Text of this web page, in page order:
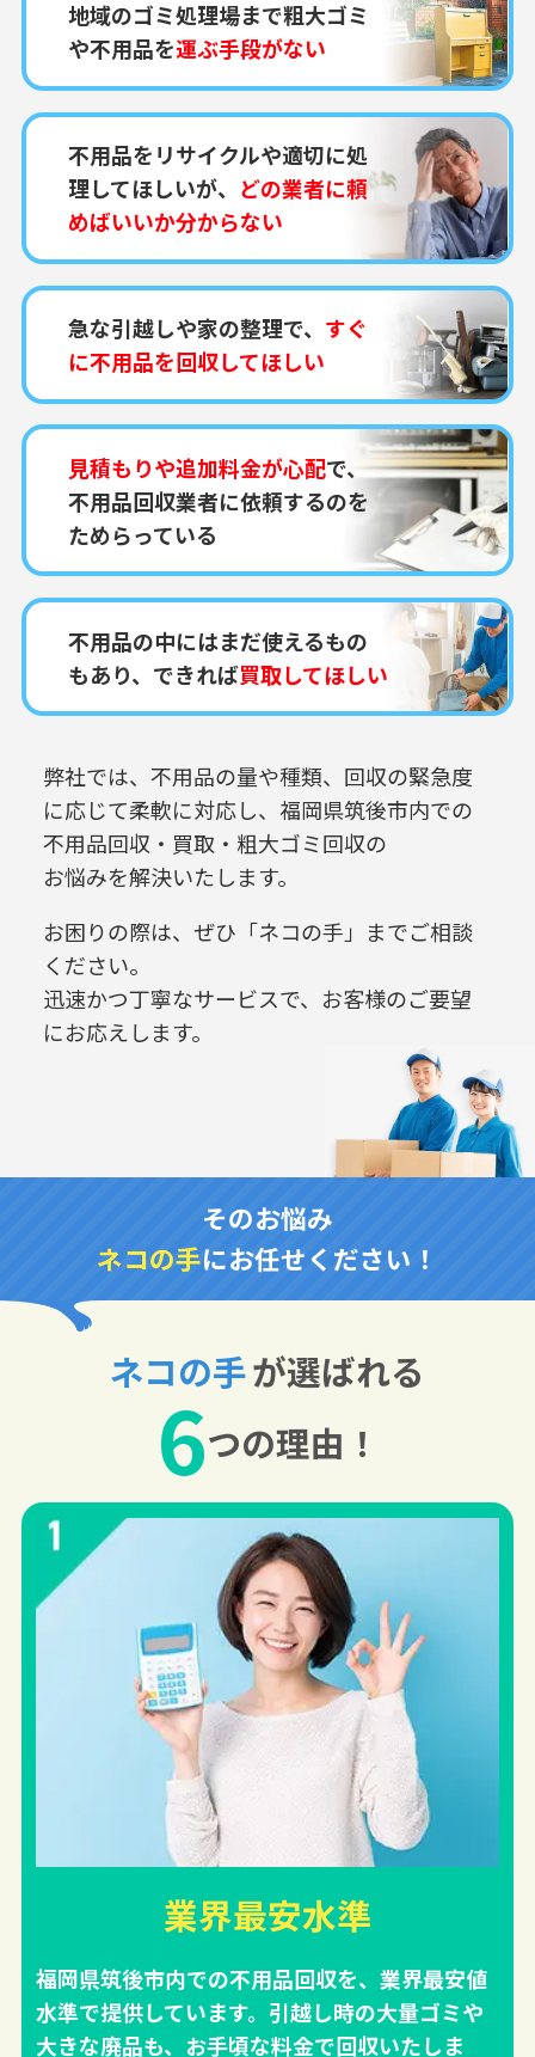
地域のゴミ処理場まで粗大ゴミ
や不用品を運ぶ手段がない
不用品をリサイクルや適切に処
理してほしいが、 どの業者に頼
めばいいか分からない
急な引越しや家の整理で、 すぐ
に不用品を回収してほしい
見積もりや追加料金が心配で、
不用品回収業者に依頼するのを
ためらっている
不用品の中にはまだ使えるもの
もあり、できれば買取してほしい
弊社では、不用品の量や種類、回収の緊急度
に応じて柔軟に対応し、 福岡県筑後市内での
不用品回収・買取・粗大ゴミ回収の
お悩みを解決いたします。
お困りの際は、ぜひ「ネコの手」までご相談
ください。
迅速かつ丁寧なサービスで、お客様のご要望
にお応えします。
そのお悩み
ネコの手にお任せください！
ネコの手が選ばれる
6つの理由！
業界最安水準
福岡県筑後市内での不用品回収を、業界最安値
水準で提供しています。引越し時の大量ゴミや
大きな廃品も、お手頃な料金で回収いたしま